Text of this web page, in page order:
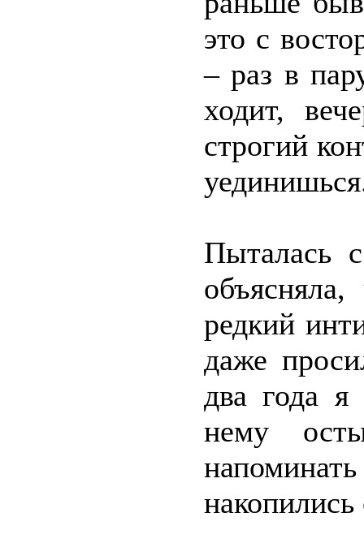
это с
– раз в
ходит,
строгий
Пыталась
редкий
даже
два года я
нему